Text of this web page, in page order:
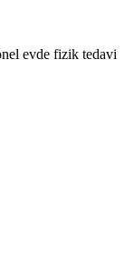
evde fizik tedavi